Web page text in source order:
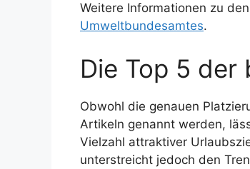
Weitere Informationen zu
Umweltbundesamtes.
Die Top 5 der
Obwohl die genauen
Artikeln genannt werden,
Vielzahl attraktiver
unterstreicht jedoch den